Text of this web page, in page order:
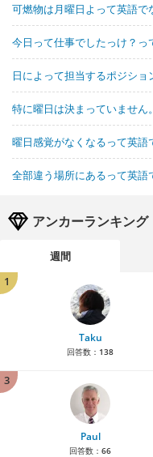
可燃物は月曜日よって英語で
今日って仕事でしたっけ？っ
日によって担当するポジシ
特に曜日は決まっていません
曜日感覚がなくなるって英語
全部違う場所にあるって英語
アンカーランキング
週間
1
Taku
回答数： 138
3
Paul
回答数： 66